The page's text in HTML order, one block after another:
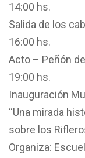
14:00 hs.
Salida de los
16:00 hs.
Acto – Peñón
19:00 hs.
Inauguración
“Una mirada
sobre los
Organiza: